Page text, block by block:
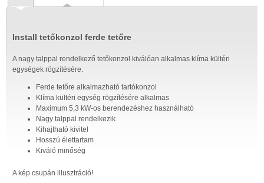
Install tetőkonzol ferde tetőre
A nagy talppal rendelkező tetőkonzol kiválóan alkalmas klíma kültéri
egységek rögzítésére.
Ferde tetőre alkalmazható tartókonzol
Klíma kültéri egység rögzítésére alkalmas
Maximum 5,3 kW-os berendezéshez használható
Nagy talppal rendelkezik
Kihajtható kivitel
Hosszú élettartam
Kiváló minőség
A kép csupán illusztráció!